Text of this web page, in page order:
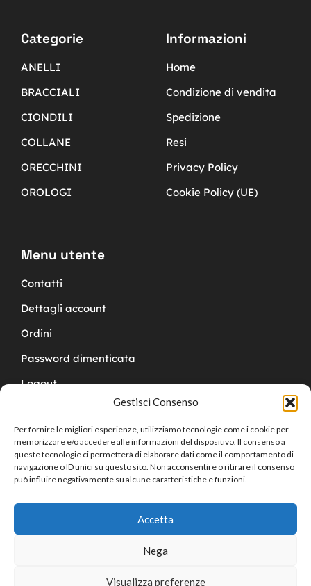
Gestisci Consenso
Per fornire le migliori esperienze, utilizziamo tecnologie come i cookie per
memorizzare e/o accedere alle informazioni del dispositivo. Il consenso a
queste tecnologie ci permetterà di elaborare dati come il comportamento di
navigazione o ID unici su questo sito. Non acconsentire o ritirare il consenso
può influire negativamente su alcune caratteristiche e funzioni.
Accetta
Nega
Visualizza preferenze
Categorie
ANELLI
BRACCIALI
CIONDILI
COLLANE
ORECCHINI
OROLOGI
Informazioni
Home
Condizione di vendita
Spedizione
Resi
Privacy Policy
Cookie Policy (UE)
Menu utente
Contatti
Dettagli account
Ordini
Password dimenticata
Logout
Copyright © 2024 Cucchy Gioielleria